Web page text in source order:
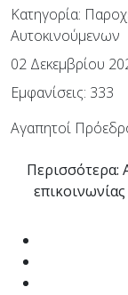
Κατηγορία:
Αυτοκινούμενων
02 Δεκεμβρίου
Εμφανίσεις: 333
Αγαπητοί
Περισσότερα: